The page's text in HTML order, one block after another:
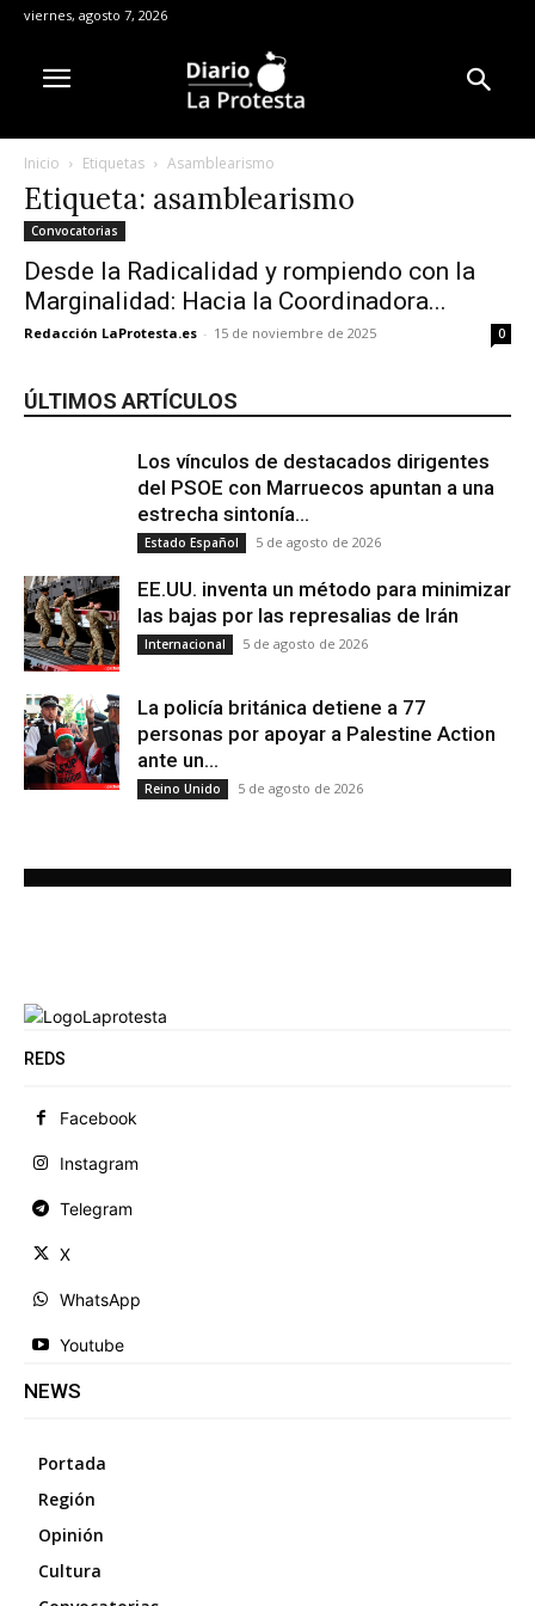
viernes, agosto 7, 2026
Inicio Etiquetas Asamblearismo
Etiqueta: asamblearismo
Convocatorias
Desde la Radicalidad y rompiendo con la
Marginalidad: Hacia la Coordinadora...
Redacción LaProtesta.es - 15 de noviembre de 2025 0
ÚLTIMOS ARTÍCULOS
Los vínculos de destacados dirigentes
del PSOE con Marruecos apuntan a una
estrecha sintonía...
Estado Español 5 de agosto de 2026
EE.UU. inventa un método para minimizar
las bajas por las represalias de Irán
Internacional 5 de agosto de 2026
La policía británica detiene a 77
personas por apoyar a Palestine Action
ante un...
Reino Unido 5 de agosto de 2026
REDS
Facebook
Instagram
Telegram
X
WhatsApp
Youtube
NEWS
Portada
Región
Opinión
Cultura